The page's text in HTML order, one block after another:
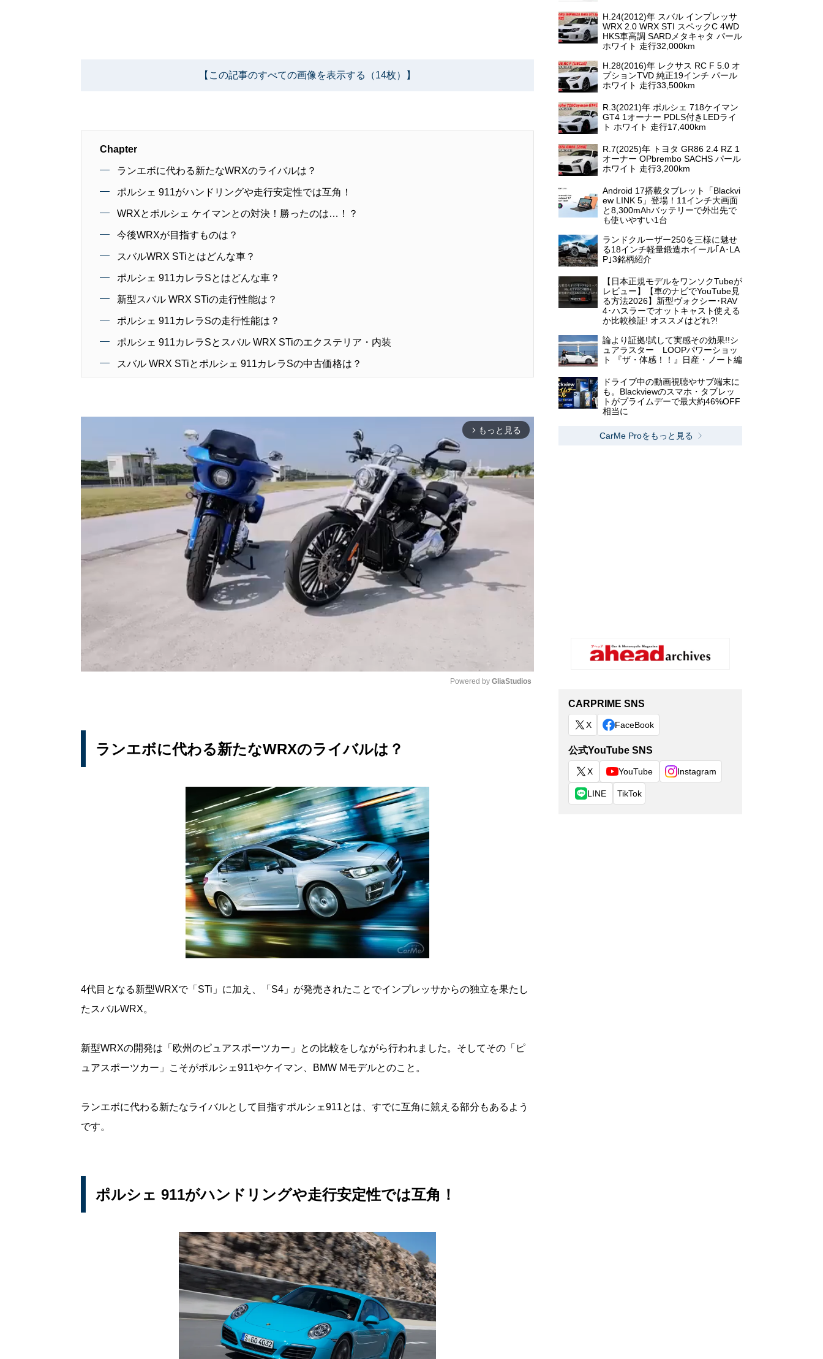
【この記事のすべての画像を表示する（14枚）】
Chapter
ランエボに代わる新たなWRXのライバルは？
ポルシェ 911がハンドリングや走行安定性では互角！
WRXとポルシェ ケイマンとの対決！勝ったのは…！？
今後WRXが目指すものは？
スバルWRX STiとはどんな車？
ポルシェ 911カレラSとはどんな車？
新型スバル WRX STiの走行性能は？
ポルシェ 911カレラSの走行性能は？
ポルシェ 911カレラSとスバル WRX STiのエクステリア・内装
スバル WRX STiとポルシェ 911カレラSの中古価格は？
arrow_forward_ios もっと見る
Powered by GliaStudios
ランエボに代わる新たなWRXのライバルは？
4代目となる新型WRXで「STi」に加え、「S4」が発売されたことでインプレッサからの独立を果たし
たスバルWRX。
新型WRXの開発は「欧州のピュアスポーツカー」との比較をしながら行われました。そしてその「ピ
ュアスポーツカー」こそがポルシェ911やケイマン、BMW Mモデルとのこと。
ランエボに代わる新たなライバルとして目指すポルシェ911とは、すでに互角に競える部分もあるよう
です。
ポルシェ 911がハンドリングや走行安定性では互角！
H.24(2012)年 スバル インプレッサ
WRX 2.0 WRX STI スペックC 4WD
HKS車高調 SARDメタキャタ パール
ホワイト 走行32,000km
H.28(2016)年 レクサス RC F 5.0 オ
プションTVD 純正19インチ パール
ホワイト 走行33,500km
R.3(2021)年 ポルシェ 718ケイマン
GT4 1オーナー PDLS付きLEDライ
ト ホワイト 走行17,400km
R.7(2025)年 トヨタ GR86 2.4 RZ 1
オーナー OPbrembo SACHS パール
ホワイト 走行3,200km
Android 17搭載タブレット「Blackvi
ew LINK 5」登場！11インチ大画面
と8,300mAhバッテリーで外出先で
も使いやすい1台
ランドクルーザー250を三様に魅せ
る18インチ軽量鍛造ホイール｢A･LA
P｣3銘柄紹介
【日本正規モデルをワンソクTubeが
レビュー】【車のナビでYouTube見
る方法2026】新型ヴォクシー･RAV
4･ハスラーでオットキャスト使える
か比較検証! オススメはどれ?!
論より証拠!試して実感その効果!!シ
ュアラスター LOOPパワーショッ
ト 『ザ・体感！！』日産・ノート編
ドライブ中の動画視聴やサブ端末に
も。Blackviewのスマホ・タブレッ
トがプライムデーで最大約46%OFF
相当に
CarMe Proをもっと見る
CARPRIME SNS
X FaceBook
公式YouTube SNS
X YouTube Instagram
LINE TikTok